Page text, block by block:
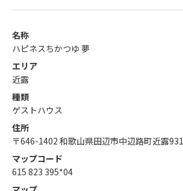
名称
ハピネスちかつゆ 夢
エリア
近露
種類
ゲストハウス
住所
〒646-1402 和歌山県田辺市中辺路町近露931
マップコード
615 823 395*04